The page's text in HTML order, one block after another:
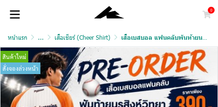
0
หน้าแรก ... เสื้อเชียร์ (Cheer Shirt) เสื้อเบสบอล แฟนคลับพันท้ายนรสิงห์
สินค้าใหม่
สั่งจองล่วงหน้า